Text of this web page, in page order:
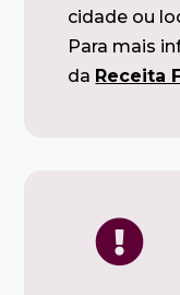
cidade ou
Para mais
da Receita
